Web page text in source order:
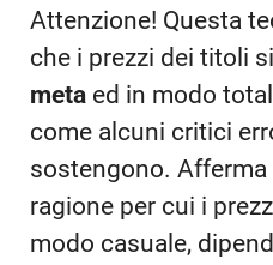
Attenzione! Questa
che i prezzi dei titoli
meta ed in modo
come alcuni critici
sostengono. Afferma
ragione per cui i
modo casuale,